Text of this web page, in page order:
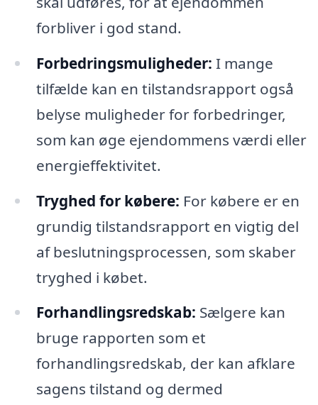
forbliver i god stand.
Forbedringsmuligheder: I mange
tilfælde kan en tilstandsrapport også
belyse muligheder for forbedringer,
som kan øge ejendommens værdi eller
energieffektivitet.
Tryghed for købere: For købere er en
grundig tilstandsrapport en vigtig del
af beslutningsprocessen, som skaber
tryghed i købet.
Forhandlingsredskab: Sælgere kan
bruge rapporten som et
forhandlingsredskab, der kan afklare
sagens tilstand og dermed